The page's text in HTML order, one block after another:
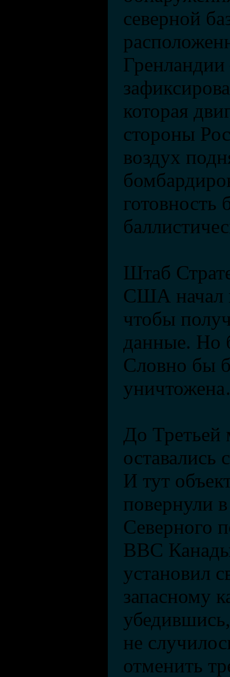
северной
которая
стороны
воздух
Штаб
США начал
чтобы
данные. Но
Словно бы
До
И тут
повернули
Северного
ВВС
установил
запасному
не
отменить